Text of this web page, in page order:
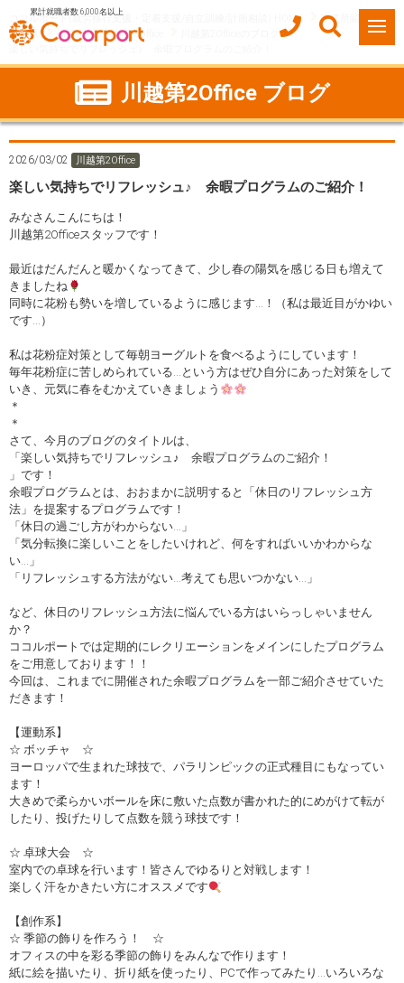
累計就職者数 6,000名以上
ココルポート(就労移行支援・定着支援/自立訓練/計画相談) HOME
事業所紹介
埼玉県
川越市 川越第2Office
楽しい気持ちでリフレッシュ♪ 余暇プログラムのご紹介！
川越第2Office ブログ
2026/03/02 川越第2Office
楽しい気持ちでリフレッシュ♪ 余暇プログラムのご紹介！
みなさんこんにちは！
川越第2Officeスタッフです！
最近はだんだんと暖かくなってきて、少し春の陽気を感じる日も増えて
きましたね
同時に花粉も勢いを増しているように感じます…！（私は最近目がかゆい
です…）
私は花粉症対策として毎朝ヨーグルトを食べるようにしています！
毎年花粉症に苦しめられている…という方はぜひ自分にあった対策をして
いき、元気に春をむかえていきましょう
＊
＊
さて、今月のブログのタイトルは、
「楽しい気持ちでリフレッシュ♪ 余暇プログラムのご紹介！
」です！
余暇プログラムとは、おおまかに説明すると「休日のリフレッシュ方
法」を提案するプログラムです！
「休日の過ごし方がわからない…」
「気分転換に楽しいことをしたいけれど、何をすればいいかわからな
い…」
「リフレッシュする方法がない…考えても思いつかない…」
など、休日のリフレッシュ方法に悩んでいる方はいらっしゃいません
か？
ココルポートでは定期的にレクリエーションをメインにしたプログラム
をご用意しております！！
今回は、これまでに開催された余暇プログラムを一部ご紹介させていた
だきます！
【運動系】
☆ ボッチャ ☆
ヨーロッパで生まれた球技で、パラリンピックの正式種目にもなってい
ます！
大きめで柔らかいボールを床に敷いた点数が書かれた的にめがけて転が
したり、投げたりして点数を競う球技です！
☆ 卓球大会 ☆
室内での卓球を行います！皆さんでゆるりと対戦します！
楽しく汗をかきたい方にオススメです
【創作系】
☆ 季節の飾りを作ろう！ ☆
オフィスの中を彩る季節の飾りをみんなで作ります！
紙に絵を描いたり、折り紙を使ったり、PCで作ってみたり…いろいろな